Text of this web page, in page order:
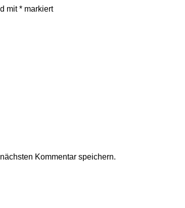
mit* markiert
Kommentar speichern.